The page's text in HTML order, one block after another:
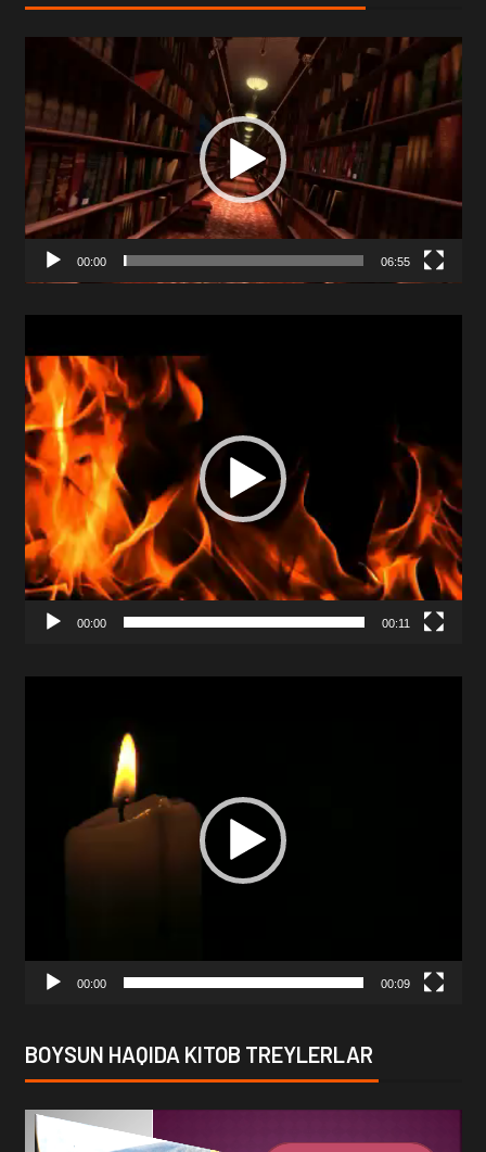
00:00 06:55
Player
00:00 00:11
00:00 00:09
BOYSUN HAQIDA KITOB TREYLERLAR
Video